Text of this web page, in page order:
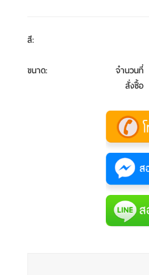
สี:
ขนาด:
จำนวนที่
สั่งซื้อ